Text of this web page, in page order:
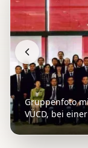
Gruppenfoto
VÜCD, bei